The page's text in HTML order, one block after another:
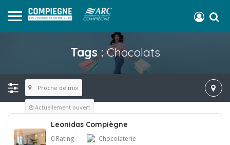
Tags :Chocolats
Proche de moi
Actuellement ouvert
Leonidas Compiègne
0 Rating Chocolaterie